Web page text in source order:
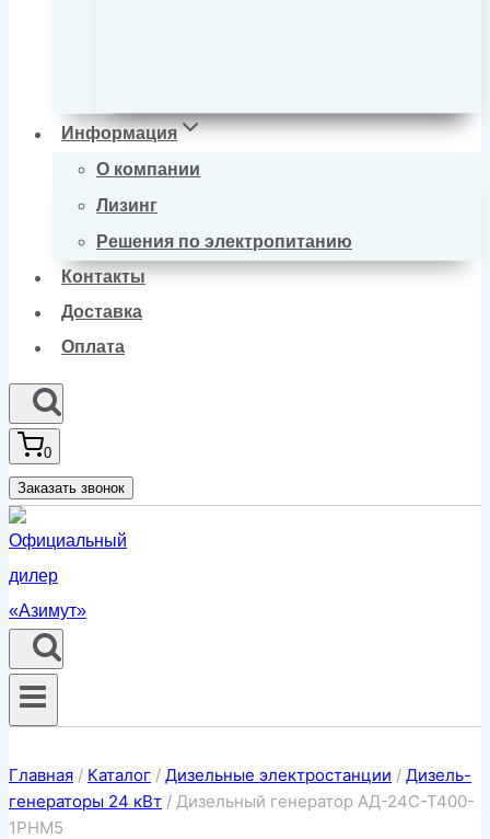
Информация
О компании
Лизинг
Решения по электропитанию
Контакты
Доставка
Оплата
0
Заказать звонок
Главная / Каталог / Дизельные электростанции / Дизель-
генераторы 24 кВт / Дизельный генератор АД-24С-Т400-
1РНМ5